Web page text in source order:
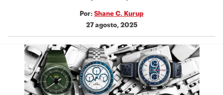
Por: Shane C. Kurup
27 agosto, 2025